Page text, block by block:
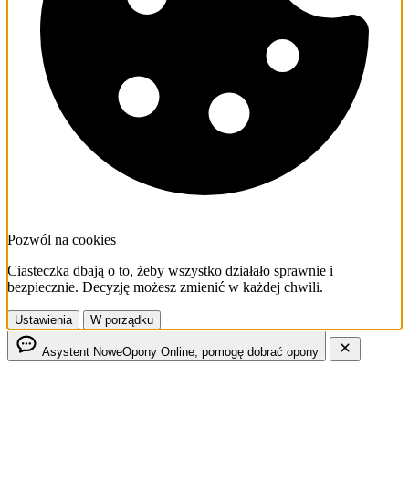
Pozwól na cookies
Ciasteczka dbają o to, żeby wszystko działało sprawnie i
bezpiecznie. Decyzję możesz zmienić w każdej chwili.
Ustawienia W porządku
Asystent NoweOpony Online, pomogę dobrać opony